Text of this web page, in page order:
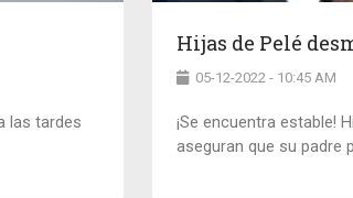
las tardes
Hijas de Pelé
05-12-2022 - 10:45 AM
¡Se encuentra estable!
aseguran que su padre